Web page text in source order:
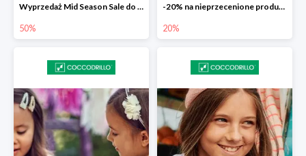
Wyprzedaż Mid Season Sale do -50%
50%
-20% na nieprzecenione produkty
20%